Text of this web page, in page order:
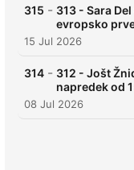
315 - 313 - Sara
evropsko
15 Jul 2026
314 - 312 - Jošt
napredek od
08 Jul 2026